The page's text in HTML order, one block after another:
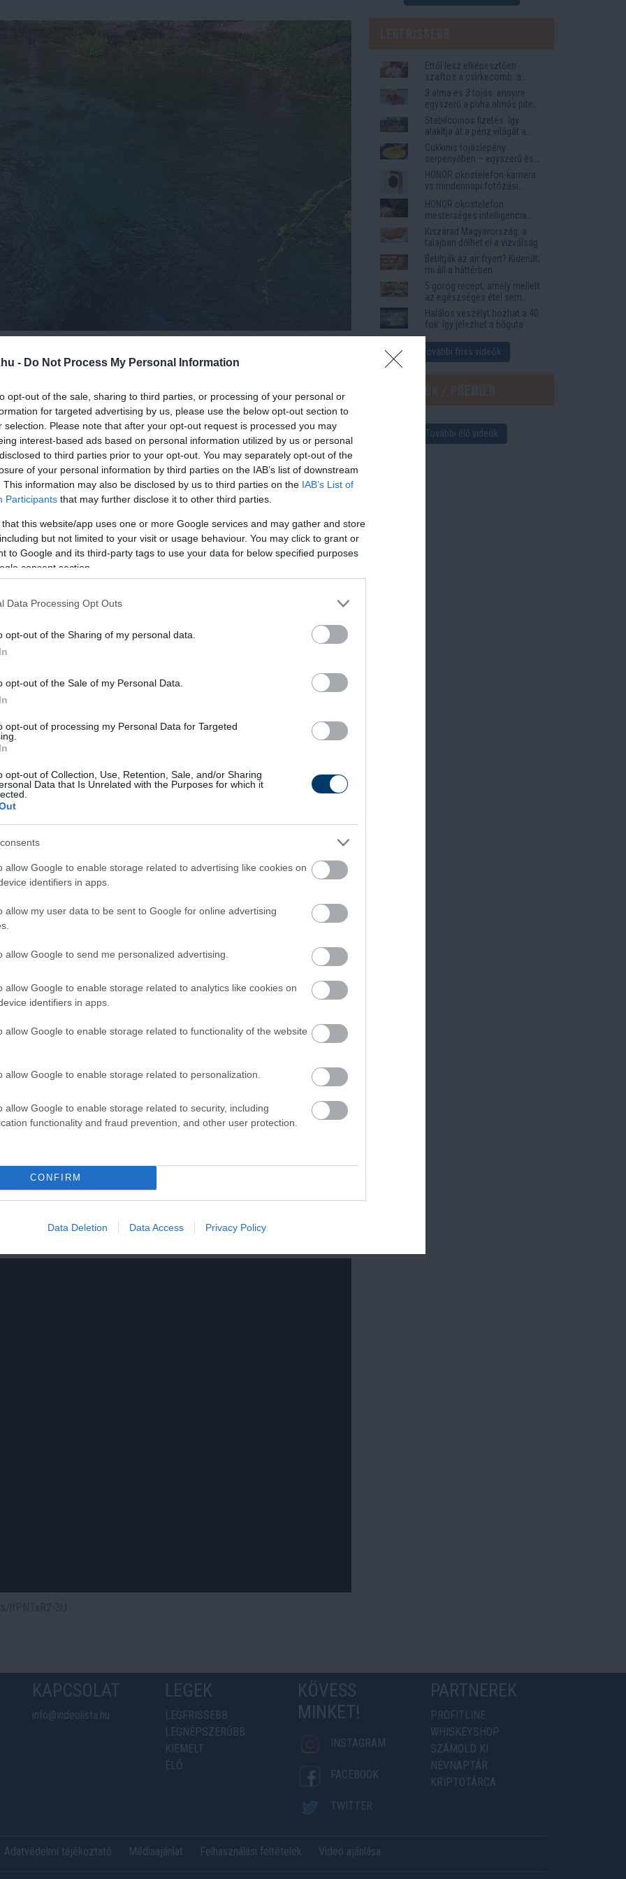
- Do Not Process My Personal Information
opt-out of the sale, sharing to third parties, or processing of your personal or
for targeted advertising by us, please use the below opt-out section to
selection. Please note that after your opt-out request is processed you may
interest-based ads based on personal information utilized by us or personal
to third parties prior to your opt-out. You may separately opt-out of the
of your personal information by third parties on the IAB’s list of downstream
This information may also be disclosed by us to third parties on the IAB’s List of
Participants that may further disclose it to other third parties.
that this website/app uses one or more Google services and may gather and store
but not limited to your visit or usage behaviour. You may click to grant or
to Google and its third-party tags to use your data for below specified purposes
consent section.
Data Processing Opt Outs
opt-out of the Sharing of my personal data.
opt-out of the Sale of my Personal Data.
opt-out of processing my Personal Data for Targeted
opt-out of Collection, Use, Retention, Sale, and/or Sharing
Data that Is Unrelated with the Purposes for which it
allow Google to enable storage related to advertising like cookies on
identifiers in apps.
allow my user data to be sent to Google for online advertising
allow Google to send me personalized advertising.
allow Google to enable storage related to analytics like cookies on
identifiers in apps.
allow Google to enable storage related to functionality of the website
allow Google to enable storage related to personalization.
allow Google to enable storage related to security, including
functionality and fraud prevention, and other user protection.
CONFIRM
Data Deletion Data Access Privacy Policy
található. A különleges karsztforrás nevét az alakjáról és színeiről
amit világosabb türkizkék és zöld árnyalatok vesznek körbe.
emlékeztet – mintha a természet saját tekintete figyelné a
mérték, ám a kutatóknak és búvároknak eddig nem sikerült
Ez tovább növeli a hely misztikumát. A víz hőmérséklete nyáron
a látogatók inkább csak megcsodálják, mintsem belemerüljenek.
nyári kánikulában üdítő menedéket nyújt. A forrást körülölelő
a varázslatos hangulatot. Ez a hely nemcsak látványosság,
és a szépség találkozik.
közeli nevezetességekkel. Saranda tengerparti városa csupán
városa mindössze 35 kilométerre található. Így akár egy
is könnyen szervezhetsz kiruccanást a Blue Eye forráshoz.
tartják, hogy a Blue Eye a természet szeme, amely örökké figyeli
történetek szerint hajdanán áldozatokat mutattak be itt a
Bár ezek a történetek ma már inkább meséknek
rabul ejt.
hogy a fürdés tilos a forrásban, egyrészt biztonsági, másrészt
több ponton is van lehetőség piknikezni, kirándulni vagy
közelben éttermek és kávézók várják a vendégeket, ahol
reggel vagy késő délután érkezni. A nyári hónapokban a forrás
látvány miatt mindenképp megéri felkeresni. Ősszel és tavasszal
fel a környéket.
olyan élmény, amit soha nem felejtenek el. A kristálytiszta
egyaránt lenyűgöző. Ez az a hely, ahol valóban úgy érzed, megállt
jelenik meg.
kihagyhatatlan. Egy rövid kirándulás, amely örök emlékeket hagy, és
ebbe a csodás országba.
122 206 105
Ettől lesz elképesztően
szaftos a csirkecomb: a
sörös pác a titok
3 alma és 3 tojás: ennyire
egyszerű a puha almás pite
titka
Stabilcoinos fizetés: így
alakítja át a pénz világát a
Visa, a Mastercard és a
Western Union
Cukkinis tojáslepény
serpenyőben – egyszerű és
laktató vacsora
HONOR okostelefon-kamera
vs mindennapi fotózási
igények
HONOR okostelefon
mesterséges intelligencia
funkciók, amelyek
megkönnyítik az életet
Kiszárad Magyarország: a
talajban dőlhet el a vízválság
Betiltják az air fryert? Kiderült,
mi áll a háttérben
5 görög recept, amely mellett
az egészséges étel sem
tűnik lemondásnak
Halálos veszélyt hozhat a 40
fok: így jelezhet a hőguta
További friss videók
További élő videók
KAPCSOLAT
info@videolista.hu
LEGEK
LEGFRISSEBB
LEGNÉPSZERŰBB
KIEMELT
ÉLŐ
KÖVESS
MINKET!
INSTAGRAM
FACEBOOK
TWITTER
PARTNEREK
PROFITLINE
WHISKEYSHOP
SZÁMOLD KI
NÉVNAPTÁR
KRIPTOTÁRCA
Adatvédelmi tájékoztató Médiaajánlat Felhasználási feltételek Videó ajánlása